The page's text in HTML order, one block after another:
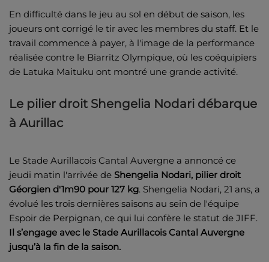
En difficulté dans le jeu au sol en début de saison, les
joueurs ont corrigé le tir avec les membres du staff. Et le
travail commence à payer, à l'image de la performance
réalisée contre le Biarritz Olympique, où les coéquipiers
de Latuka Maituku ont montré une grande activité.
Le pilier droit Shengelia Nodari débarque
à Aurillac
Le Stade Aurillacois Cantal Auvergne a annoncé ce
jeudi matin l'arrivée de Shengelia Nodari, pilier droit
Géorgien d'1m90 pour 127 kg. Shengelia Nodari, 21 ans, a
évolué les trois dernières saisons au sein de l'équipe
Espoir de Perpignan, ce qui lui confère le statut de JIFF.
Il s’engage avec le Stade Aurillacois Cantal Auvergne
jusqu’à la fin de la saison.